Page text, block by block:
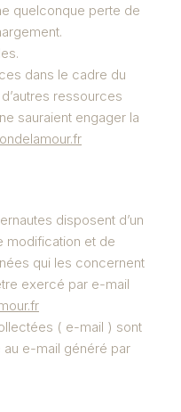
quelconque perte de
dans le cadre du
ressources
sauraient engager la
disposent d’un
modification et de
qui les concernent
exercé par e-mail
( e-mail ) sont
e-mail généré par